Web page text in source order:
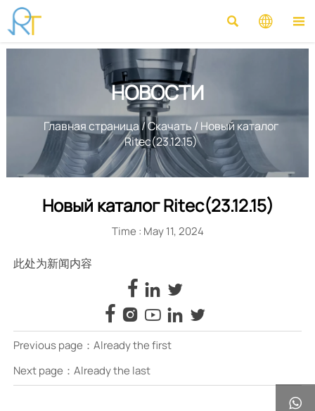
  
НОВОСТИ
Главная страница/Скачать / Новый каталог
Ritec(23.12.15)
Новый каталог Ritec(23.12.15)
Time : May 11, 2024
此处为新闻内容
  
    
Previous page：Already the first
Next page：Already the last
